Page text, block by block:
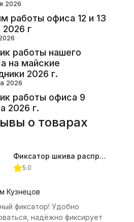
2026
работы офиса 12 и 13
г
работы нашего
на майские
2026 г.
2026
работы офиса 9
2026 г.
о товарах
Фиксатор шкива распредвала (Subaru) JTC-4409
5.0
Кузнецов
фиксатор! Удобно
надёжно фиксирует